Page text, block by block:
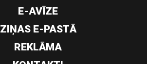
E-AVĪZE
ZIŅAS E-PASTĀ
REKLĀMA